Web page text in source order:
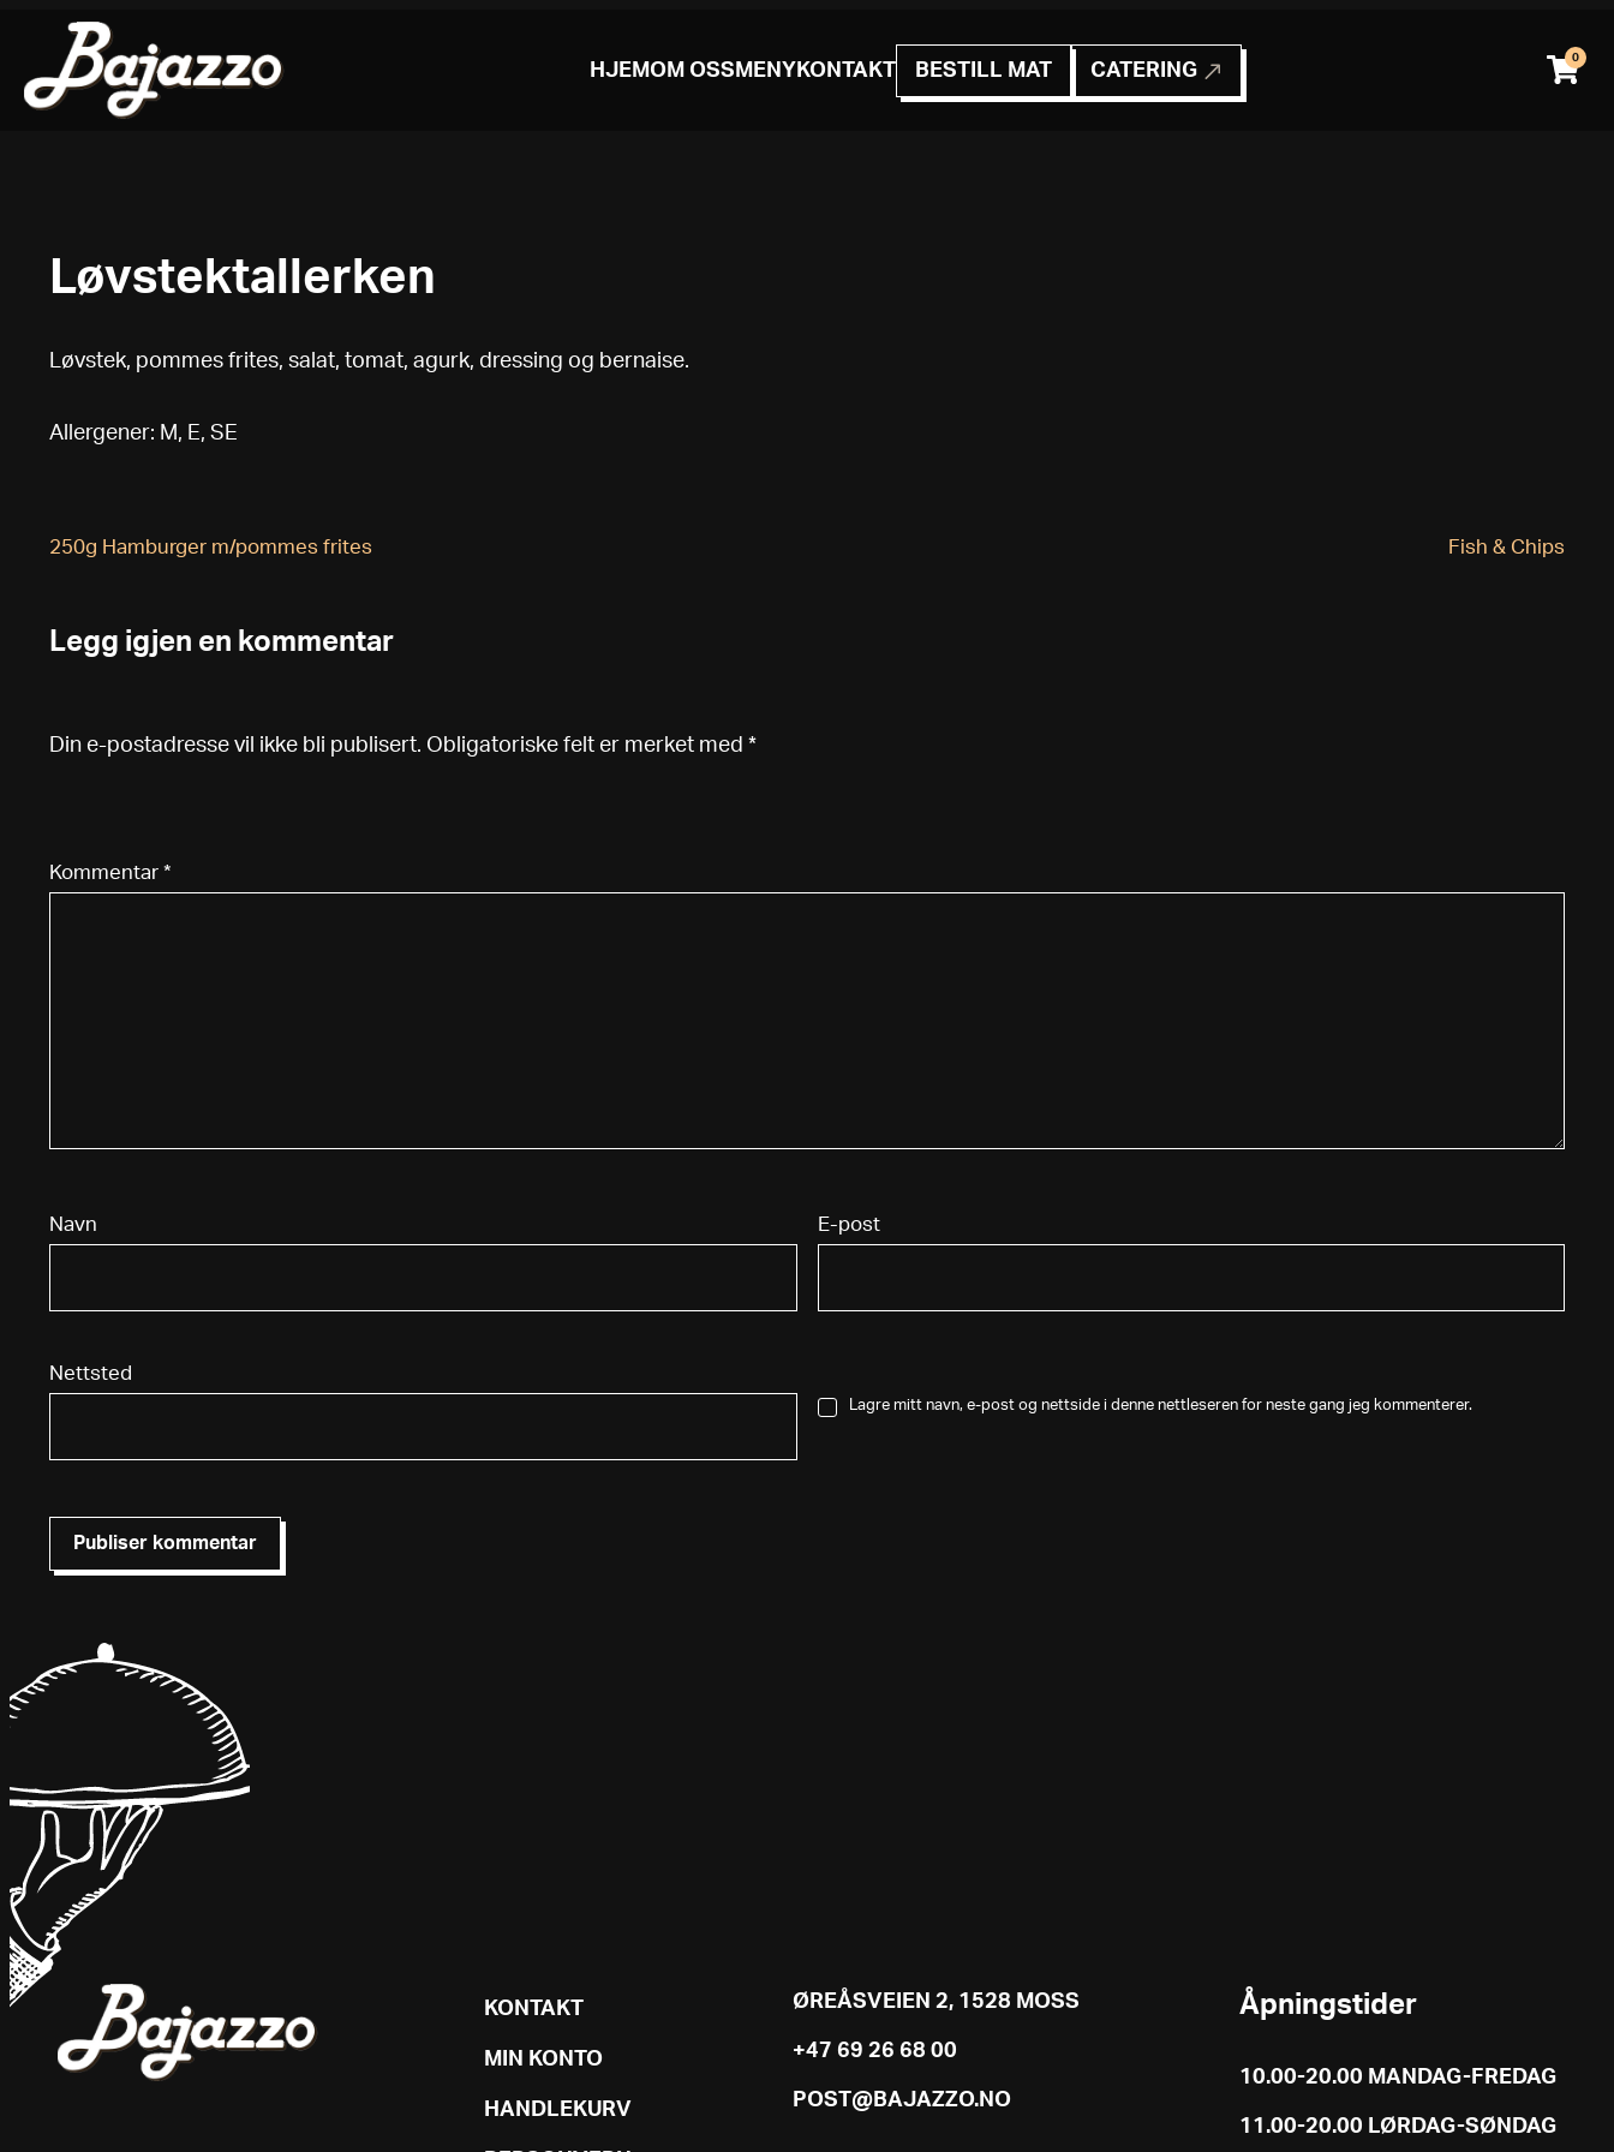
content
Bajazzo Pizza
HJEM OM OSS MENY KONTAKT BESTILL MAT CATERING
0
Løvstektallerken
Løvstek, pommes frites, salat, tomat, agurk, dressing og bernaise.
Allergener: M, E, SE
Innleggsnavigasjon
250g Hamburger m/pommes frites Fish & Chips
Legg igjen en kommentar
Din e-postadresse vil ikke bli publisert. Obligatoriske felt er merket med*
Kommentar*
Navn E-post
Nettsted
Lagre mitt navn, e-post og nettside i denne nettleseren for neste gang jeg kommenterer.
KONTAKT
MIN KONTO
HANDLEKURV
ØREÅSVEIEN 2, 1528 MOSS
+47 69 26 68 00
POST@BAJAZZO.NO
Åpningstider
10.00-20.00 MANDAG-FREDAG
11.00-20.00 LØRDAG-SØNDAG